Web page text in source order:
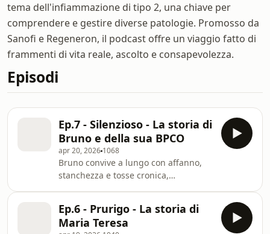
tema dell'infiammazione di tipo 2, una chiave per
comprendere e gestire diverse patologie. Promosso da
Sanofi e Regeneron, il podcast offre un viaggio fatto di
frammenti di vita reale, ascolto e consapevolezza.
Episodi
Ep.7 - Silenzioso - La storia di
Bruno e della sua BPCO
apr 20, 2026 1068
Bruno convive a lungo con affanno,
stanchezza e tosse cronica,
silenzioso, confondendosi con la
normalità quotidiana. Solo dopo una
Ep.6 - Prurigo - La storia di
Maria Teresa